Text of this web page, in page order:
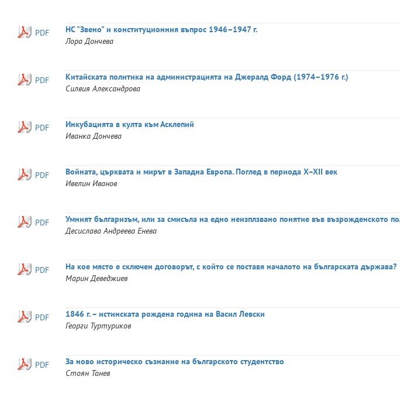
PDF
НС "Звено" и конституционния въпрос 1946–1947 г.
Лора Дончева
PDF
Китайската политика на администрацията на Джералд Форд (1974–1976 г.)
Силвия Александрова
PDF
Инкубацията в култа към Асклепий
Иванка Дончева
PDF
Войната, църквата и мирът в Западна Европа. Поглед в периода X–XII век
Ивелин Иванов
PDF
Умният българизъм, или за смисъла на едно неизплзвано понятие във възрожденското
Десислава Андреева Енева
PDF
На кое място е сключен договорът, с който се поставя началото на българската държава?
Марин Деведжиев
PDF
1846 г. – истинската рождена година на Васил Левски
Георги Туртуриков
PDF
За ново историческо съзнание на българското студентство
Стоян Танев